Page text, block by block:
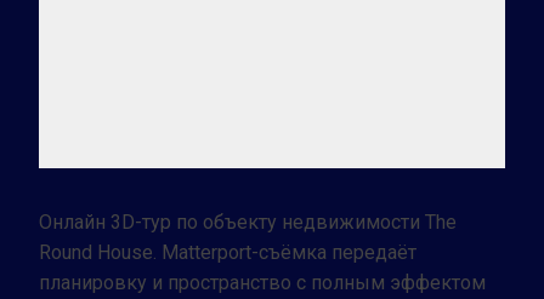
Онлайн 3D-тур по объекту недвижимости The
Round House. Matterport-съёмка передаёт
планировку и пространство с полным эффектом